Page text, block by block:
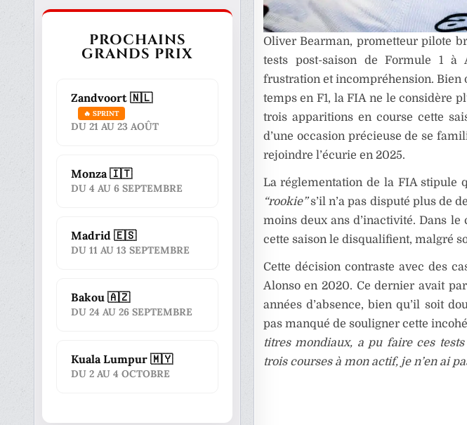
Oliver Bearman, prometteur pilote
tests post-saison de Formule 1
frustration et incompréhension. Bien
temps en F1, la FIA ne le considère
trois apparitions en course cette
d’une occasion précieuse de se
rejoindre l’écurie en 2025.
La réglementation de la FIA stipule
“rookie”s’il n’a pas disputé plus de
moins deux ans d’inactivité. Dans
cette saison le disqualifient, malgré
Cette décision contraste avec des
Alonso en 2020. Ce dernier avait
années d’absence, bien qu’il soit
pas manqué de souligner cette
titres mondiaux, a pu faire ces
trois courses à mon actif, je n’en ai
PROCHAINS
GRANDS PRIX
Zandvoort 🇳🇱
🔥 SPRINT
DU 21 AU 23 AOÛT
Monza 🇮🇹
DU 4 AU 6 SEPTEMBRE
Madrid 🇪🇸
DU 11 AU 13 SEPTEMBRE
Bakou 🇦🇿
DU 24 AU 26 SEPTEMBRE
Kuala Lumpur 🇲🇾
DU 2 AU 4 OCTOBRE